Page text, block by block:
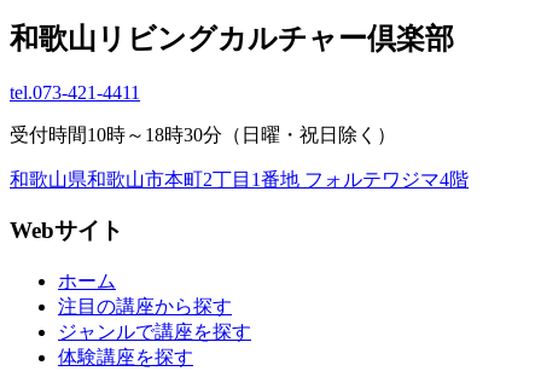
和歌山リビングカルチャー倶楽部
tel.073-421-4411
受付時間10時～18時30分（日曜・祝日除く）
和歌山県和歌山市本町2丁目1番地 フォルテワジマ4階
Webサイト
ホーム
注目の講座から探す
ジャンルで講座を探す
体験講座を探す